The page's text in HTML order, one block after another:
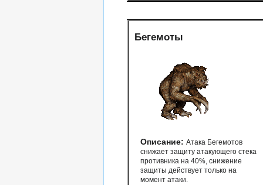
Бегемоты
Описание: Атака Бегемотов
снижает защиту атакующего стека
противника на 40%, снижение
защиты действует только на
момент атаки.